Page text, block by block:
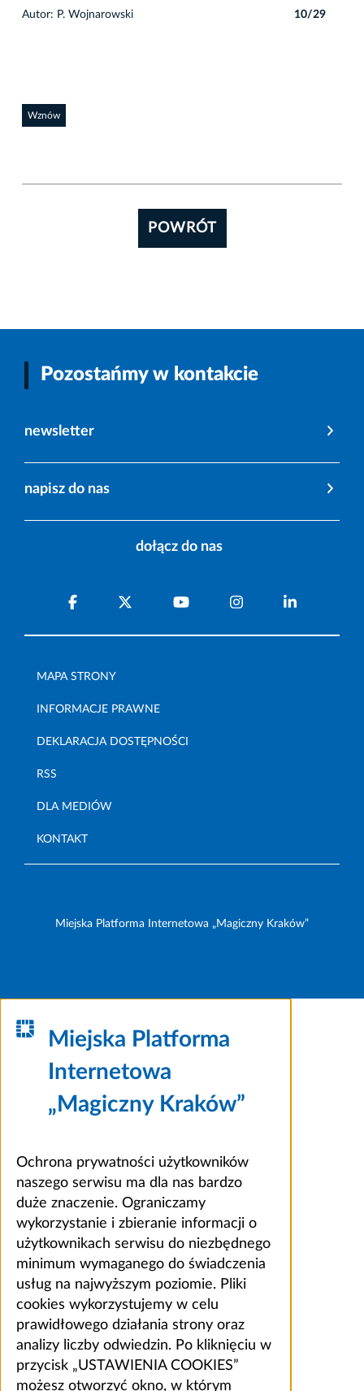
Autor: P. Wojnarowski 10/29
Wznów
POWRÓT
Pozostańmy w kontakcie
newsletter
napisz do nas
dołącz do nas
MAPA STRONY
INFORMACJE PRAWNE
DEKLARACJA DOSTĘPNOŚCI
RSS
DLA MEDIÓW
KONTAKT
Miejska Platforma Internetowa „Magiczny Kraków”
Miejska Platforma
Internetowa
„Magiczny Kraków”
Ochrona prywatności użytkowników
naszego serwisu ma dla nas bardzo
duże znaczenie. Ograniczamy
wykorzystanie i zbieranie informacji o
użytkownikach serwisu do niezbędnego
minimum wymaganego do świadczenia
usług na najwyższym poziomie. Pliki
cookies wykorzystujemy w celu
prawidłowego działania strony oraz
analizy liczby odwiedzin. Po kliknięciu w
przycisk „USTAWIENIA COOKIES”
możesz otworzyć okno, w którym